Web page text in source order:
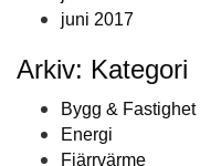
juni 2017
Arkiv: Kategori
Bygg & Fastighet
Energi
Fjärrvärme